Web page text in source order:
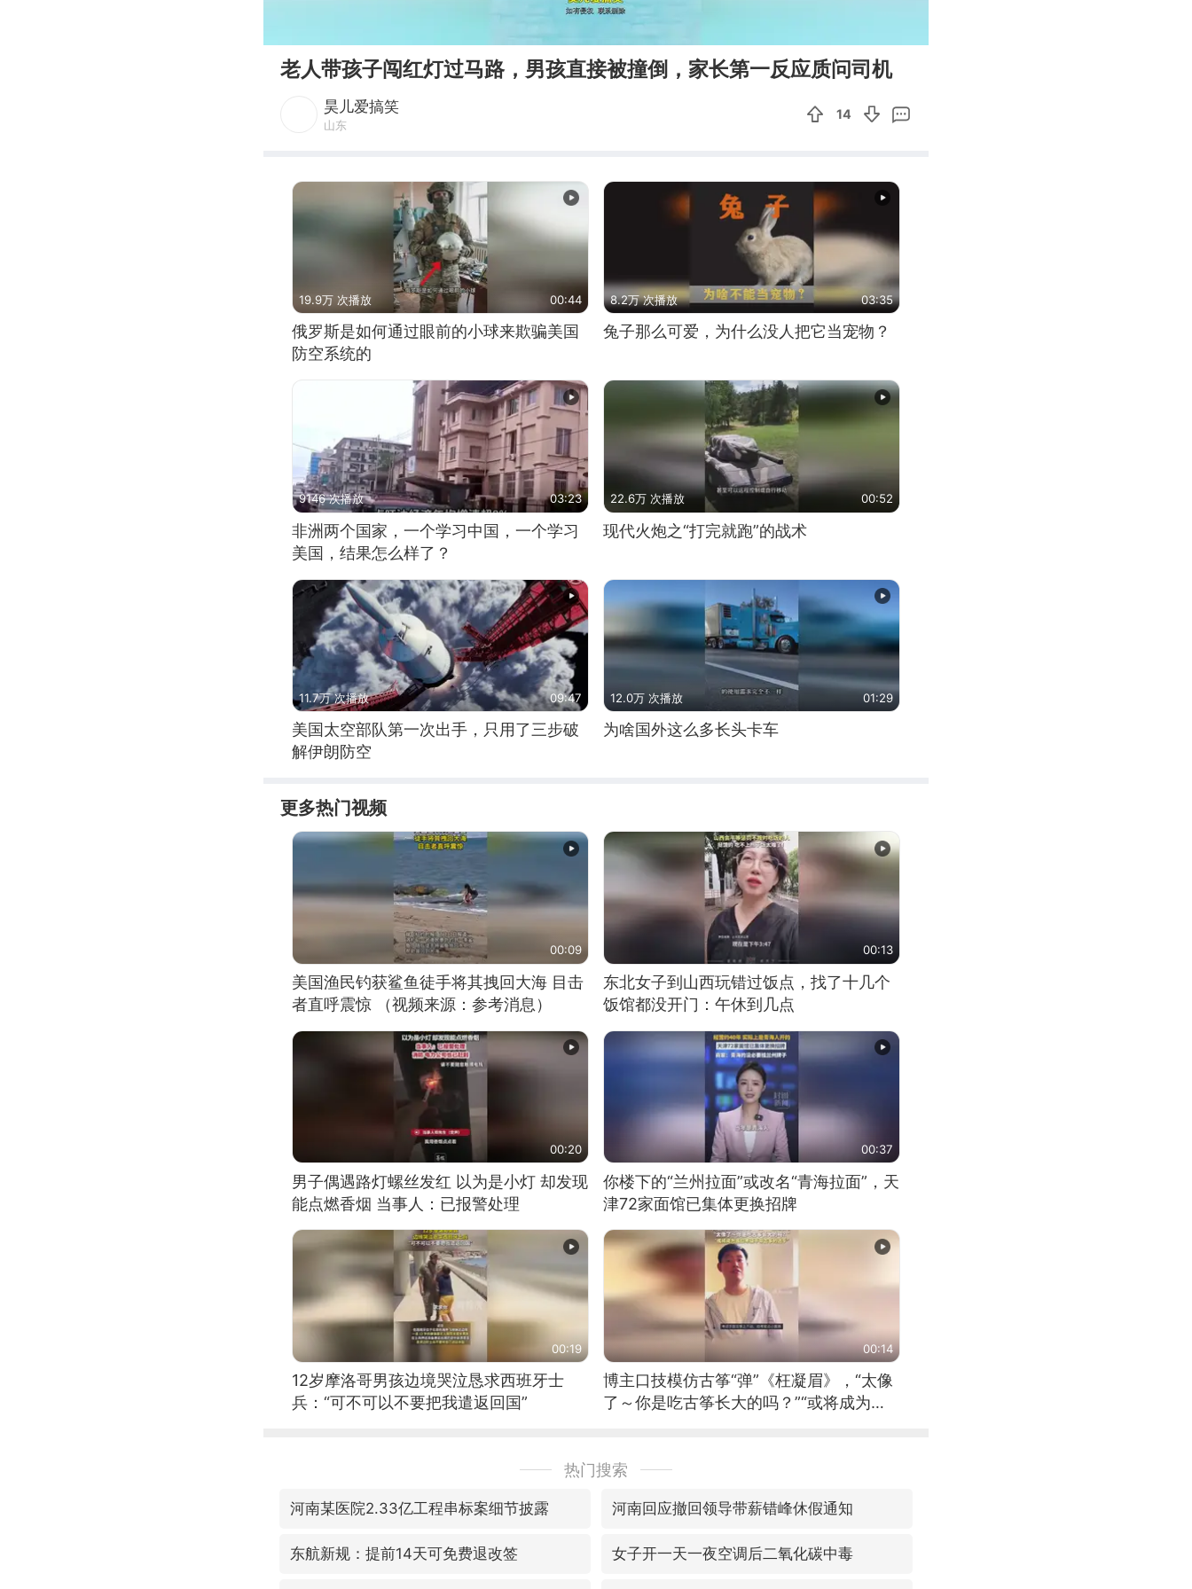
老人带孩子闯红灯过马路，男孩直接被撞倒，家长第一反应质问司机
昊儿爱搞笑
山东
14
19.9万 次播放 00:44
俄罗斯是如何通过眼前的小球来欺骗美国
防空系统的
8.2万 次播放 03:35
兔子那么可爱，为什么没人把它当宠物？
9146 次播放 03:23
非洲两个国家，一个学习中国，一个学习
美国，结果怎么样了？
22.6万 次播放 00:52
现代火炮之“打完就跑”的战术
11.7万 次播放 09:47
美国太空部队第一次出手，只用了三步破
解伊朗防空
12.0万 次播放 01:29
为啥国外这么多长头卡车
更多热门视频
00:09
美国渔民钓获鲨鱼徒手将其拽回大海 目击
者直呼震惊 （视频来源：参考消息）
00:13
东北女子到山西玩错过饭点，找了十几个
饭馆都没开门：午休到几点
00:20
男子偶遇路灯螺丝发红 以为是小灯 却发现
能点燃香烟 当事人：已报警处理
00:37
你楼下的“兰州拉面”或改名“青海拉面”，天
津72家面馆已集体更换招牌
00:19
12岁摩洛哥男孩边境哭泣恳求西班牙士
兵：“可不可以不要把我遣返回国”
00:14
博主口技模仿古筝“弹”《枉凝眉》，“太像
了～你是吃古筝长大的吗？”“或将成为首
热门搜索
河南某医院2.33亿工程串标案细节披露 河南回应撤回领导带薪错峰休假通知
东航新规：提前14天可免费退改签 女子开一天一夜空调后二氧化碳中毒